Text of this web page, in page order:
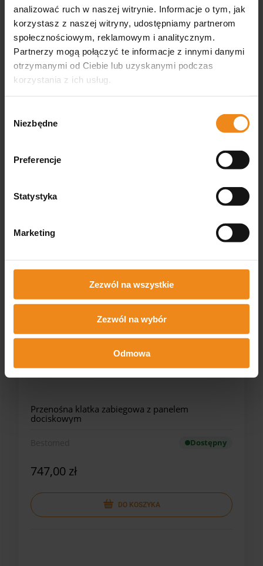
analizować ruch w naszej witrynie. Informacje o tym, jak
korzystasz z naszej witryny, udostępniamy partnerom
społecznościowym, reklamowym i analitycznym.
Partnerzy mogą połączyć te informacje z innymi danymi
otrzymanymi od Ciebie lub uzyskanymi podczas
korzystania z ich usług.
zgody
Niezbędne
Preferencje
Statystyka
Marketing
Zezwól na wszystkie
Zezwól na wybór
Odmowa
Przenośna klatka zabiegowa stal 46 x 29 x 29 cm
VARIMEX TRADE Dostępny
929,00 zł
Przenośna klatka zabiegowa z panelem
dociskowym
Dostępny
747,00 zł
DO KOSZYKA